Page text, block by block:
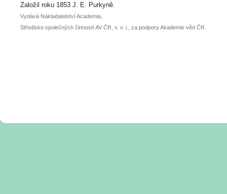
posteru je už 30. června.
Založil roku 1853 J. E. Purkyně.
Vydává Nakladatelství Academia,
Středisko společných činností AV ČR, v. v. i., za podpory Akademie věd ČR.